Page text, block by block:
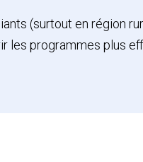
(surtout en région
les programmes plus